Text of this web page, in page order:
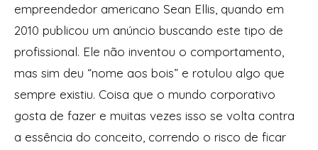
empreendedor americano Sean Ellis, quando em
2010 publicou um anúncio buscando este tipo de
profissional. Ele não inventou o comportamento,
mas sim deu “nome aos bois” e rotulou algo que
sempre existiu. Coisa que o mundo corporativo
gosta de fazer e muitas vezes isso se volta contra
a essência do conceito, correndo o risco de ficar